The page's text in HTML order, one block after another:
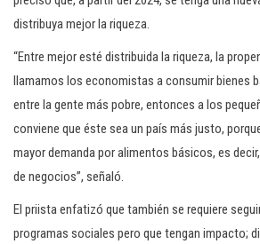
distribuya mejor la riqueza.
“Entre mejor esté distribuida la riqueza, la
llamamos los economistas a consumir bienes
entre la gente más pobre, entonces a los
conviene que éste sea un país más justo,
mayor demanda por alimentos básicos, es
de negocios”, señaló.
El priista enfatizó que también se requiere
programas sociales pero que tengan impacto;